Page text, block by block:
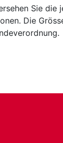
Sie die
Die